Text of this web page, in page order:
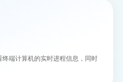
端计算机的实时进程信息，同时